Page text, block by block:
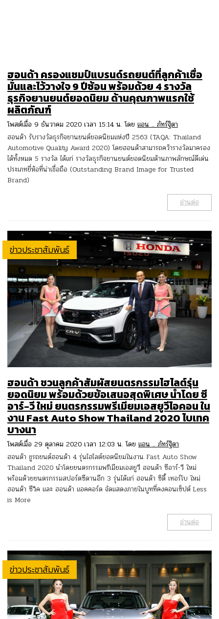
ฮอนด้า ครองแชมป์แบรนด์รถยนต์ที่ลูกค้าเชื่อ
มั่นและไว้วางใจ 9 ปีซ้อน พร้อมด้วย 4 รางวัล
ธุรกิจยานยนต์ยอดนิยม ด้านคุณภาพแรกใช้
ผลิตภัณฑ์
โพสต์เมื่อ 9 ธันวาคม 2020 เวลา 15:14 น. โดย แอน .. ภัทร์ฐิตา
ฮอนด้า รับรางวัลธุรกิจยานยนต์ยอดนิยมแห่งปี 2563 (TAQA: Thailand
Automotive Quality Award 2020) โดยฮอนด้าสามารถคว้ารางวัลมาครอง
ได้ทั้งหมด 5 รางวัล ได้แก่ รางวัลธุรกิจยานยนต์ยอดนิยมด้านภาพลักษณ์ดีเด่น
ประเภทยี่ห้อที่น่าเชื่อถือ (Outstanding Brand Image for Trusted
Brand)
อ่านต่อ
ข่าวประชาสัมพันธ์
ฮอนด้า ชวนลูกค้าสัมผัสยนตรกรรมไฮไลต์รุ่น
ยอดนิยม พร้อมด้วยข้อเสนอสุดพิเศษ นำโดย ซี
อาร์-วี ใหม่ ยนตรกรรมพรีเมียมเอสยูวีไอคอน ใน
งาน Fast Auto Show Thailand 2020 ไบเทค
บางนา
โพสต์เมื่อ 29 ตุลาคม 2020 เวลา 12:03 น. โดย แอน .. ภัทร์ฐิตา
ฮอนด้า ชูรถยนต์ฮอนด้า 4 รุ่นไฮไลต์ยอดนิยมในงาน Fast Auto Show
Thailand 2020 นำโดยยนตรกรรมพรีเมียมเอสยูวี ฮอนด้า ซีอาร์-วี ใหม่
พร้อมด้วยยนตรกรรมสปอร์ตซีดานอีก 3 รุ่นได้แก่ ฮอนด้า ซิตี้ เทอร์โบ ใหม่
ฮอนด้า ซีวิค และ ฮอนด้า แอคคอร์ด จัดแสดงภายในบูทที่คงคอนเซ็ปต์ Less
is More
อ่านต่อ
ข่าวประชาสัมพันธ์